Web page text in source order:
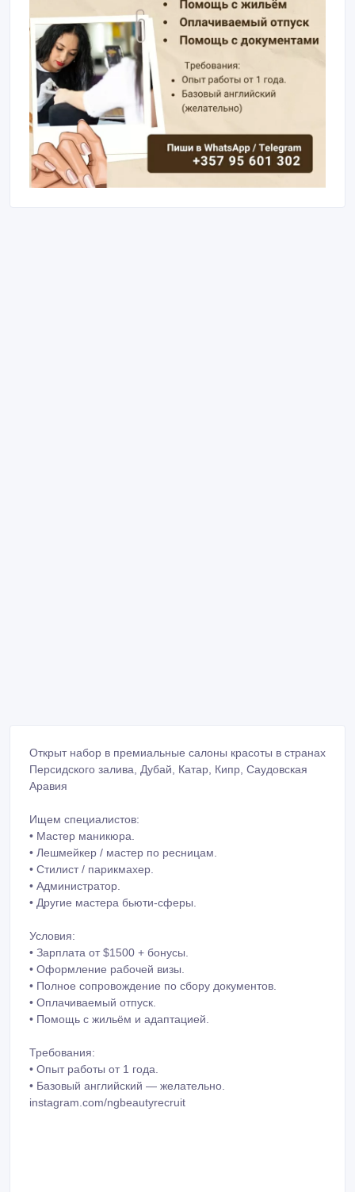
Открыт набор в премиальные салоны красоты в странах
Персидского залива, Дубай, Катар, Кипр, Саудовская
Аравия
Ищем специалистов:
• Мастер маникюра.
• Лешмейкер / мастер по ресницам.
• Стилист / парикмахер.
• Администратор.
• Другие мастера бьюти-сферы.
Условия:
• Зарплата от $1500 + бонусы.
• Оформление рабочей визы.
• Полное сопровождение по сбору документов.
• Оплачиваемый отпуск.
• Помощь с жильём и адаптацией.
Требования:
• Опыт работы от 1 года.
• Базовый английский — желательно.
instagram.com/ngbeautyrecruit